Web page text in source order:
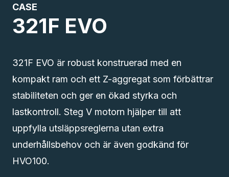
CASE
321F EVO
321F EVO är robust konstruerad med en
kompakt ram och ett Z-aggregat som förbättrar
stabiliteten och ger en ökad styrka och
lastkontroll. Steg V motorn hjälper till att
uppfylla utsläppsreglerna utan extra
underhållsbehov och är även godkänd för
HVO100.